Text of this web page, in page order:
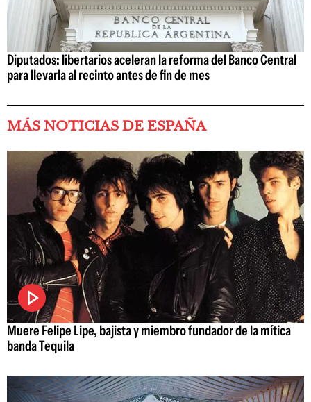
Diputados: libertarios aceleran la reforma del Banco Central
para llevarla al recinto antes de fin de mes
MÁS NOTICIAS DE ESPAÑA
Muere Felipe Lipe, bajista y miembro fundador de la mítica
banda Tequila